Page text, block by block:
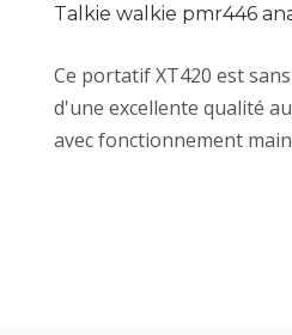
Talkie walkie pmr446
Ce portatif XT420 est
d'une excellente qualité
avec fonctionnement